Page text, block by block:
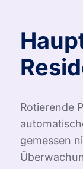
Rotierende
gemessen